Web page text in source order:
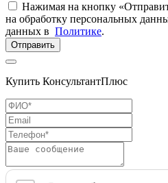
Нажимая на кнопку
на обработку персональных
данных в Политике.
Отправить
Купить КонсультантПлюс